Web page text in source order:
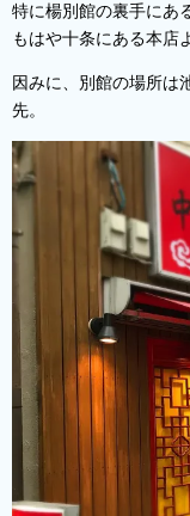
特に楊別館の裏手にあ
もはや十条にある本店
因みに、別館の場所は
先。